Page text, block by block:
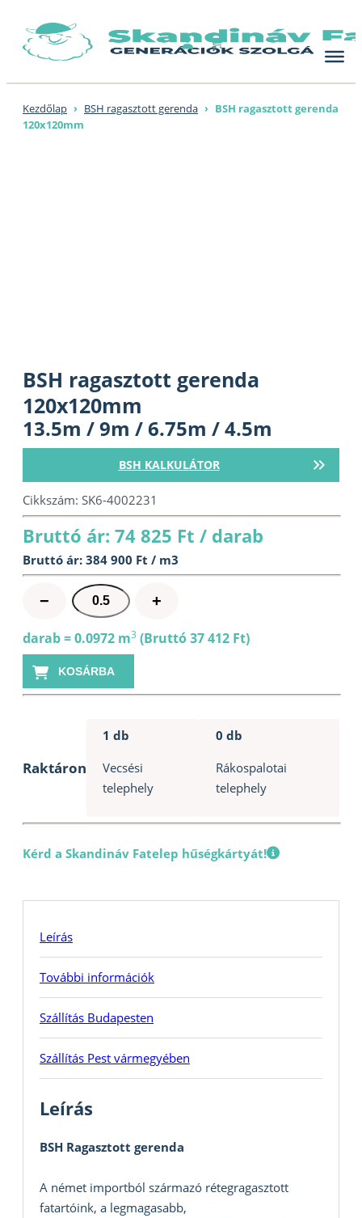
content
Kezdőlap › BSH ragasztott gerenda › BSH ragasztott gerenda
120x120mm
BSH ragasztott gerenda
120x120mm
13.5m / 9m / 6.75m / 4.5m
BSH KALKULÁTOR
Cikkszám: SK6-4002231
Bruttó ár: 74 825 Ft / darab
Bruttó ár: 384 900 Ft / m3
−
BSH
ragasztott
gerenda
120x120mm
mennyiség
+
darab = 0.0972 m3 (Bruttó 37 412 Ft)
KOSÁRBA
Raktáron
1 db
Vecsési
telephely
0 db
Rákospalotai
telephely
Kérd a Skandináv Fatelep hűségkártyát!
Leírás
További információk
Szállítás Budapesten
Szállítás Pest vármegyében
Leírás
BSH Ragasztott gerenda
A német importból származó rétegragasztott
fatartóink, a legmagasabb,